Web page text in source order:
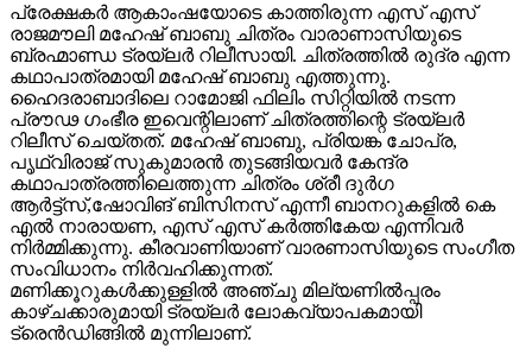
പ്രേക്ഷകർ ആകാംഷയോടെ കാത്തിരുന്ന എസ് എസ്
രാജമൗലി മഹേഷ് ബാബു ചിത്രം വാരാണാസിയുടെ
ബ്രഹ്മാണ്ഡ ട്രയ്ലർ റിലീസായി. ചിത്രത്തിൽ രുദ്ര എന്ന
കഥാപാത്രമായി മഹേഷ് ബാബു എത്തുന്നു.
ഹൈദരാബാദിലെ റാമോജി ഫിലിം സിറ്റിയിൽ നടന്ന
പ്രൗഢ ഗംഭീര ഇവെന്റിലാണ് ചിത്രത്തിന്റെ ട്രയ്ലർ
റിലീസ് ചെയ്തത്. മഹേഷ് ബാബു, പ്രിയങ്ക ചോപ്ര,
പൃഥ്വിരാജ് സുകുമാരൻ തുടങ്ങിയവർ കേന്ദ്ര
കഥാപാത്രത്തിലെത്തുന്ന ചിത്രം ശ്രീ ദുർഗ
ആർട്ട്സ്,ഷോവിങ് ബിസിനസ് എന്നീ ബാനറുകളിൽ കെ
എൽ നാരായണ, എസ് എസ് കർത്തികേയ എന്നിവർ
നിർമ്മിക്കുന്നു. കീരവാണിയാണ് വാരണാസിയുടെ സംഗീത
സംവിധാനം നിർവഹിക്കുന്നത്.
മണിക്കൂറുകൾക്കുള്ളിൽ അഞ്ചു മില്യണിൽപ്പരം
കാഴ്ചക്കാരുമായി ട്രയ്ലർ ലോകവ്യാപകമായി
ട്രെൻഡിങ്ങിൽ മുന്നിലാണ്.